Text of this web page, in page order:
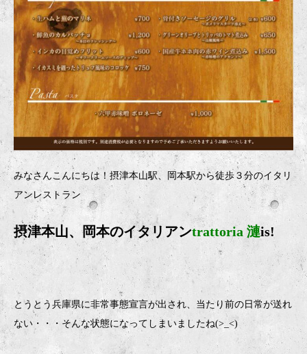
みなさんこんにちは！摂津本山駅、岡本駅から徒歩３分のイタリ
アンレストラン
摂津本山、岡本のイタリアンtrattoria 漣is!
とうとう兵庫県に非常事態宣言が出され、当たり前の日常が送れ
ない・・・そんな状態になってしまいましたね(>_<)